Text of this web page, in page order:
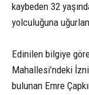
kaybeden 32
yolculuğuna
Edinilen bilgiye
Mahallesi’ndeki
bulunan Emre